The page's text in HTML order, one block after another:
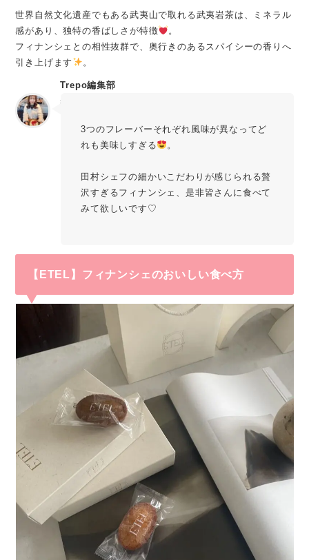
世界自然文化遺産でもある武夷山で取れる武夷岩茶は、ミネラル
感があり、独特の香ばしさが特徴
。
フィナンシェとの相性抜群で、奥行きのあるスパイシーの香りへ
引き上げます
。
Trepo編集部
sachika
3つのフレーバーそれぞれ風味が異なってど
れも美味しすぎる
。
田村シェフの細かいこだわりが感じられる贅
沢すぎるフィナンシェ、是非皆さんに食べて
みて欲しいです♡
【ETEL】 フィナンシェのおいしい食べ方